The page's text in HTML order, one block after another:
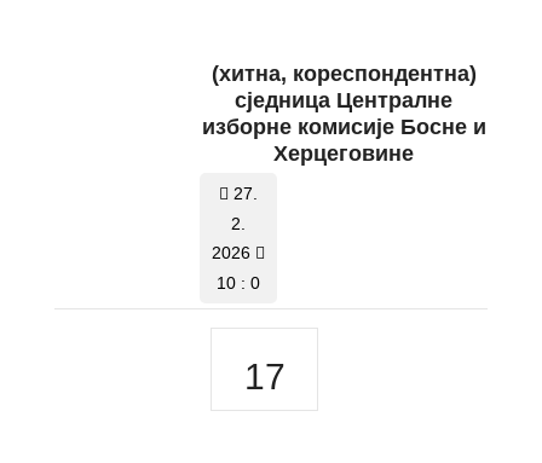
(хитна, кореспондентна)
сједницa Централне
изборне комисије Босне и
Херцеговине
27.
2.
2026
10 : 0
17